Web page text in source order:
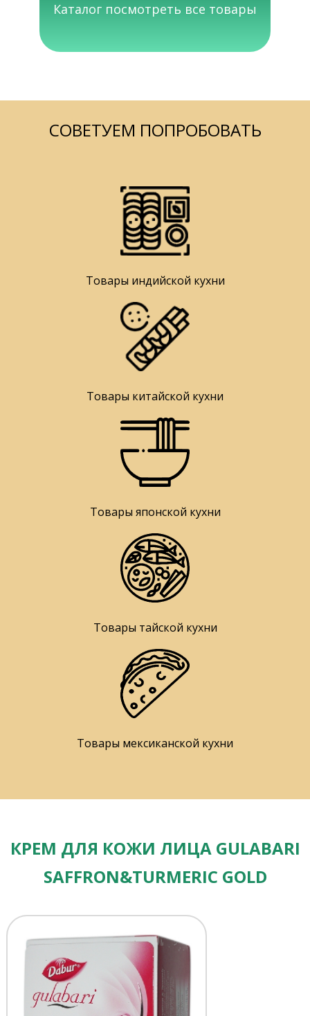
Каталог посмотреть все товары
СОВЕТУЕМ ПОПРОБОВАТЬ
Товары индийской кухни
Товары китайской кухни
Товары японской кухни
Товары тайской кухни
Товары мексиканской кухни
КРЕМ ДЛЯ КОЖИ ЛИЦА GULABARI
SAFFRON&TURMERIC GOLD